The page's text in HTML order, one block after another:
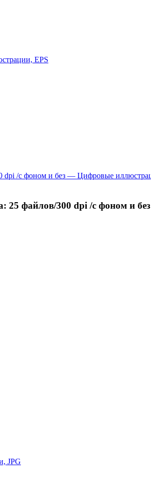
25 файлов/300 dpi /с фоном и без